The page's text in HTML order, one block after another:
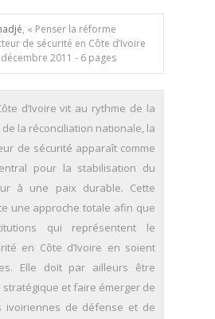
, « Penser la réforme
de sécurité en Côte d’Ivoire
décembre 2011 - 6 pages
d’Ivoire vit au rythme de la
la réconciliation nationale, la
de sécurité apparaît comme
pour la stabilisation du
à une paix durable. Cette
une approche totale afin que
qui représentent le
en Côte d’Ivoire en soient
Elle doit par ailleurs être
et faire émerger de
ivoiriennes de défense et de